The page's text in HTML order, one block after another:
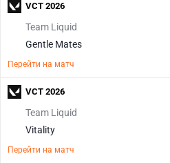
Team Liquid
Gentle Mates
Перейти на матч
VCT 2026
Team Liquid
Vitality
Перейти на матч
VCT 2026